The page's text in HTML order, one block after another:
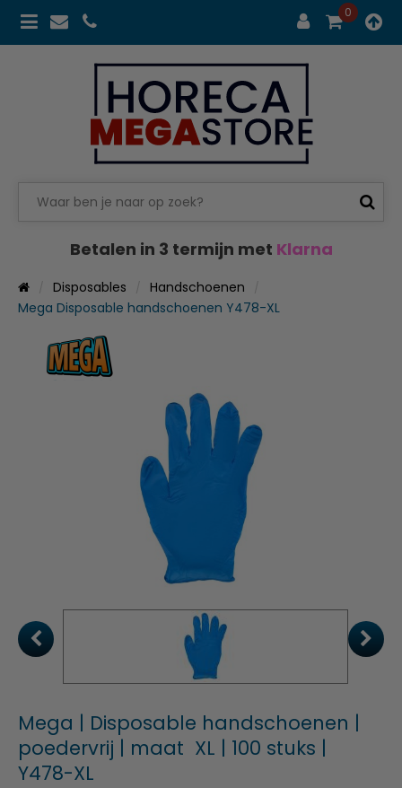
0
Betalen in 3 termijn met Klarna
Disposables
Handschoenen
Mega Disposable handschoenen Y478-XL
Mega | Disposable handschoenen |
poedervrij | maat XL | 100 stuks |
Y478-XL